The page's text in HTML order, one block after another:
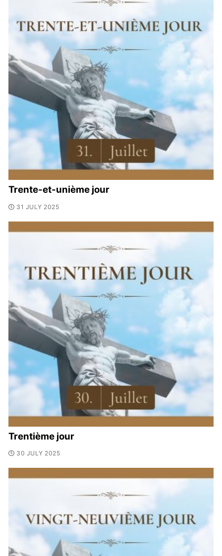
Trente-et-unième jour
31 JULY 2025
Trentième jour
30 JULY 2025